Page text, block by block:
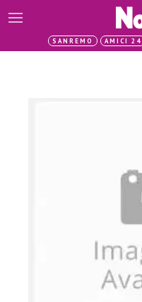
SANREMO AMICI 24